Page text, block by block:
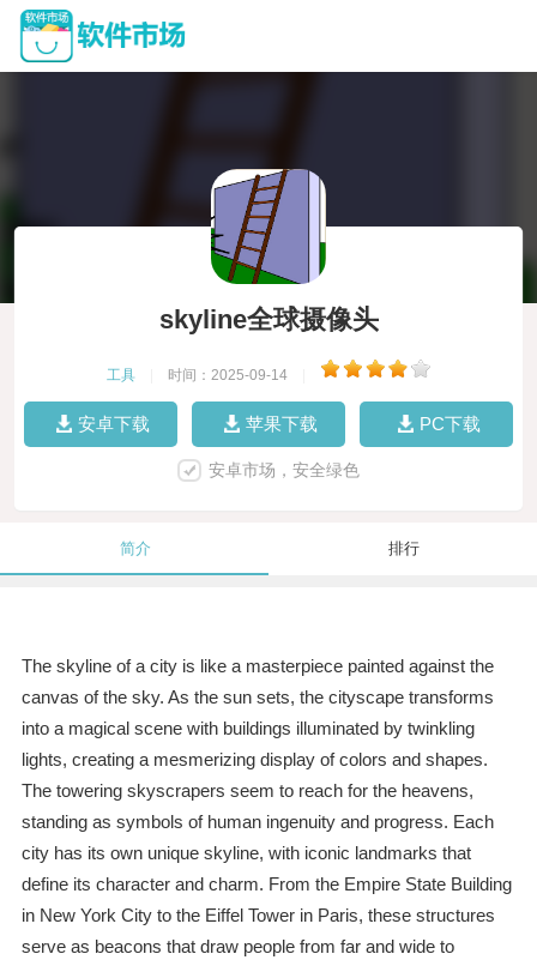
skyline全球摄像头
工具 时间：2025-09-14
安卓下载 苹果下载 PC下载
安卓市场，安全绿色
简介 排行
The skyline of a city is like a masterpiece painted against the
canvas of the sky. As the sun sets, the cityscape transforms
into a magical scene with buildings illuminated by twinkling
lights, creating a mesmerizing display of colors and shapes.
The towering skyscrapers seem to reach for the heavens,
standing as symbols of human ingenuity and progress. Each
city has its own unique skyline, with iconic landmarks that
define its character and charm. From the Empire State Building
in New York City to the Eiffel Tower in Paris, these structures
serve as beacons that draw people from far and wide to